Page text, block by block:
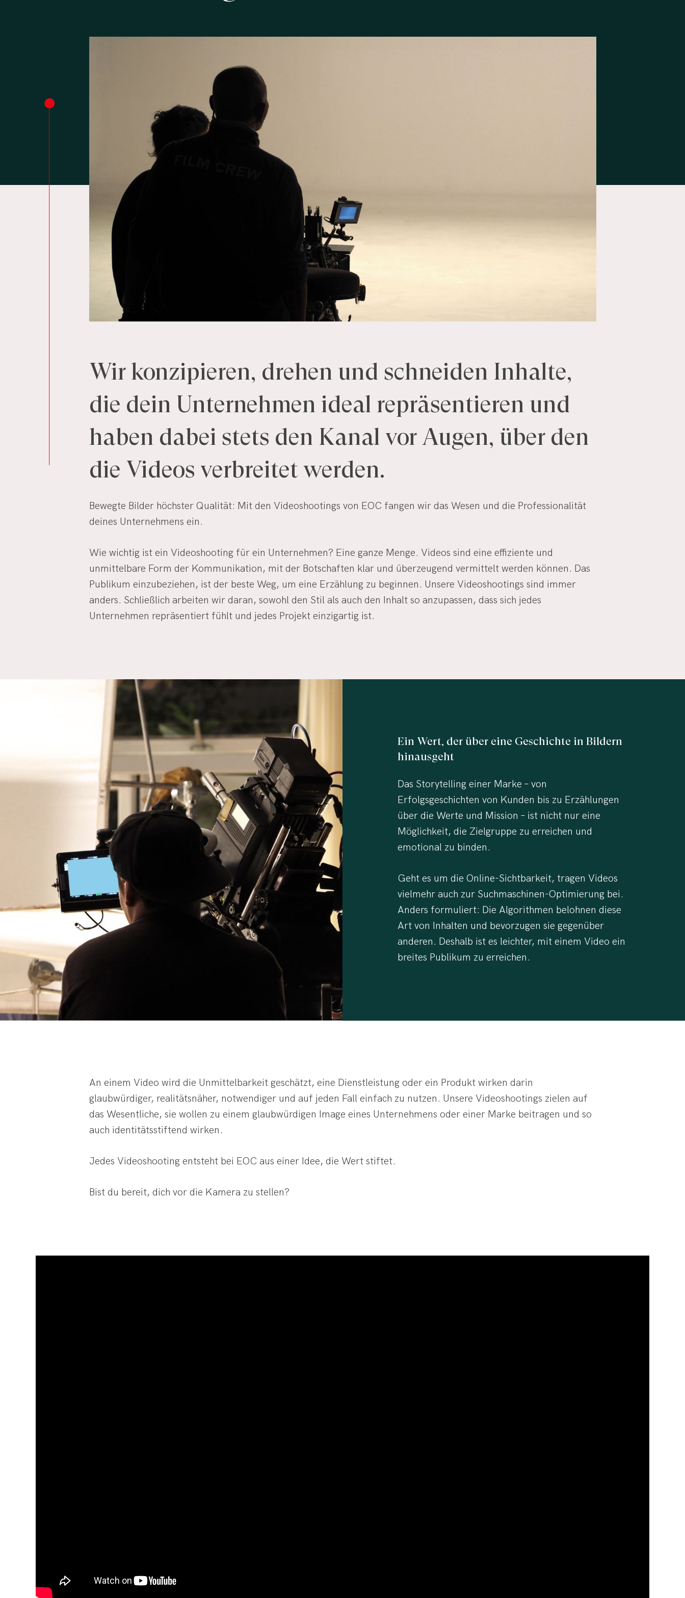
Wir konzipieren, drehen und schneiden Inhalte,
die dein Unternehmen ideal repräsentieren und
haben dabei stets den Kanal vorAugen, über den
die Videos verbreitetwerden.
Bewegte Bilder höchster Qualität: Mit den Videoshootings von EOC fangen wir das Wesen und die Professionalität
deines Unternehmens ein.
Wie wichtig ist ein Videoshooting für ein Unternehmen? Eine ganze Menge. Videos sind eine effiziente und
unmittelbare Form der Kommunikation, mit der Botschaften klar und überzeugend vermittelt werden können. Das
Publikum einzubeziehen, ist der beste Weg, um eine Erzählung zu beginnen. Unsere Videoshootings sind immer
anders. Schließlich arbeiten wir daran, sowohl den Stil als auch den Inhalt so anzupassen, dass sich jedes
Unternehmen repräsentiert fühlt und jedes Projekt einzigartig ist.
Ein Wert, der über eine Geschichte in Bildern
hinausgeht
Das Storytelling einer Marke – von
Erfolgsgeschichten von Kunden bis zu Erzählungen
über die Werte und Mission – ist nicht nur eine
Möglichkeit, die Zielgruppe zu erreichen und
emotional zu binden.
Geht es um die Online-Sichtbarkeit, tragen Videos
vielmehr auch zur Suchmaschinen-Optimierung bei.
Anders formuliert: Die Algorithmen belohnen diese
Art von Inhalten und bevorzugen sie gegenüber
anderen. Deshalb ist es leichter, mit einem Video ein
breites Publikum zu erreichen.
An einem Video wird die Unmittelbarkeit geschätzt, eine Dienstleistung oder ein Produkt wirken darin
glaubwürdiger, realitätsnäher, notwendiger und auf jeden Fall einfach zu nutzen. Unsere Videoshootings zielen auf
das Wesentliche, sie wollen zu einem glaubwürdigen Image eines Unternehmens oder einer Marke beitragen und so
auch identitätsstiftend wirken.
Jedes Videoshooting entsteht bei EOC aus einer Idee, die Wert stiftet.
Bist du bereit, dich vor die Kamera zu stellen?